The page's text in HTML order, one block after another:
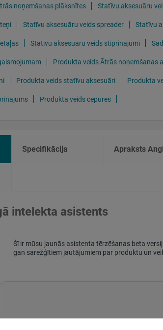
noņemšanas plāksnītes Statīvu aksesuāru
Statīvu aksesuāru veids spreader Statīvu
Statīvu aksesuāru veids stiprinājumi
Produkta veids Ātrās noņemšanas
Produkta veids statīvu aksesuāri Produkta
Produkta veids cepures
Specifikācija Apraksts
intelekta asistents
Šī ir mūsu jaunās asistenta tērzēšanas beta
gan sarežģītiem jautājumiem par produktu un